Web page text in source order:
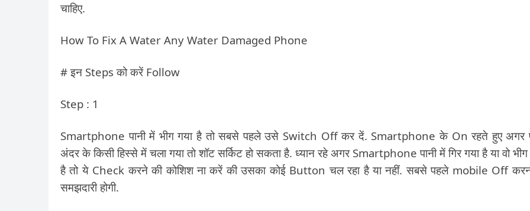
चाहिए.
How To Fix A Water Any Water Damaged Phone
# इन Steps को करें Follow
Step : 1
Smartphone पानी में भीग गया है तो सबसे पहले उसे Switch Off कर दें. Smartphone के On रहते हुए अगर
अंदर के किसी हिस्से में चला गया तो शॉट सर्किट हो सकता है. ध्यान रहे अगर Smartphone पानी में गिर गया है या वो भीग
है तो ये Check करने की कोशिश ना करें की उसका कोई Button चल रहा है या नहीं. सबसे पहले mobile Off
समझदारी होगी.